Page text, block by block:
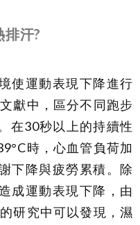
排汗?
使運動表現下降進行
獻中，區分不同跑步
在30秒以上的持續性
時，心血管負荷加
下降與疲勞累積。除
成運動表現下降，由
研究中可以發現，濕